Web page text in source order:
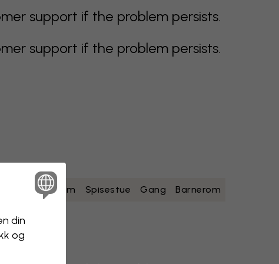
support if the problem persists.
support if the problem persists.
Soverom Spisestue Gang Barnerom
din
og